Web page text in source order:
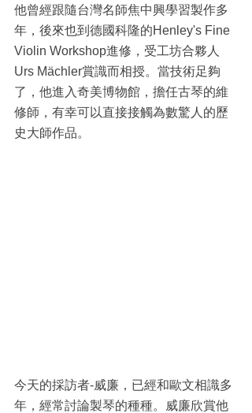
他曾經跟隨台灣名師焦中興學習製作多
年，後來也到德國科隆的Henley's Fine
Violin Workshop進修，受工坊合夥人
Urs Mächler賞識而相授。當技術足夠
了，他進入奇美博物館，擔任古琴的維
修師，有幸可以直接接觸為數驚人的歷
史大師作品。
今天的採訪者-威廉，已經和歐文相識多
年，經常討論製琴的種種。威廉欣賞他